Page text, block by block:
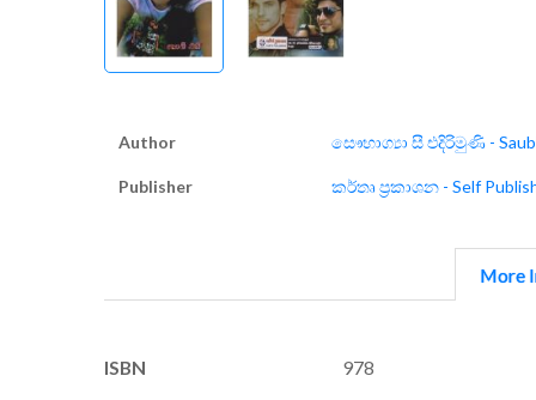
Author සෞභාග්‍යා සී එදිරිමුණි -
Publisher කර්තෘ ප්‍රකාශන - Self
More
More
ISBN
978